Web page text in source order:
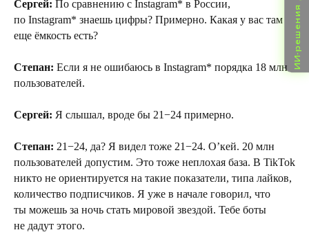
Сергей: По сравнению с Instagram* в России,
по Instagram* знаешь цифры? Примерно. Какая у вас там
еще ёмкость есть?
Степан: Если я не ошибаюсь в Instagram* порядка 18 млн
пользователей.
Сергей: Я слышал, вроде бы 21−24 примерно.
Степан: 21−24, да? Я видел тоже 21−24. О’кей. 20 млн
пользователей допустим. Это тоже неплохая база. В TikTok
никто не ориентируется на такие показатели, типа лайков,
количество подписчиков. Я уже в начале говорил, что
ты можешь за ночь стать мировой звездой. Тебе боты
не дадут этого.